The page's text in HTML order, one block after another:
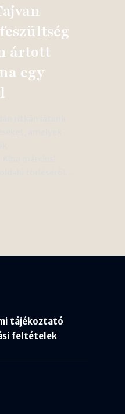
ártott
egy
tájékoztató
feltételek